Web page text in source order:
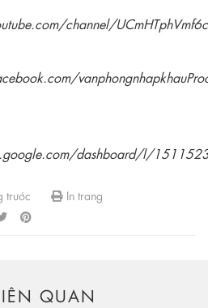
channel/
dashboard/l/
trước In trang
QUAN